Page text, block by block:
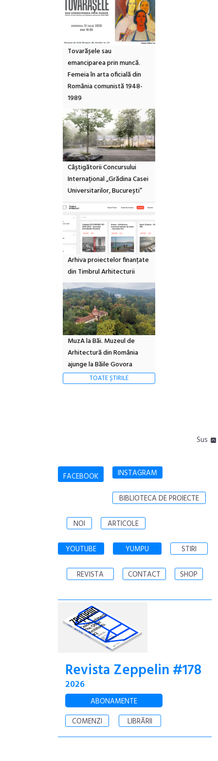
Tovarășele sau
emanciparea prin muncă.
Femeia în arta oficială din
România comunistă 1948-
1989
Câștigătorii Concursului
Internațional „Grădina Casei
Universitarilor, București”
Arhiva proiectelor finanțate
din Timbrul Arhitecturii
MuzA la Băi. Muzeul de
Arhitectură din România
ajunge la Băile Govora
TOATE ȘTIRILE
Sus
FACEBOOK INSTAGRAM
BIBLIOTECA DE PROIECTE
NOI ARTICOLE
YOUTUBE YUMPU STIRI
REVISTA CONTACT SHOP
Revista Zeppelin #178
2026
ABONAMENTE
COMENZI
LIBRĂRII